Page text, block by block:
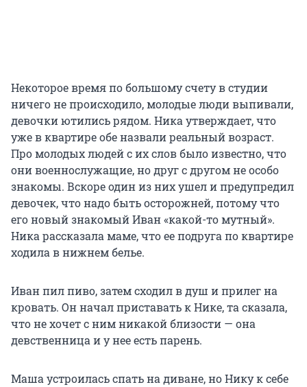
Некоторое время по большому счету в студии
ничего не происходило, молодые люди выпивали,
девочки ютились рядом. Ника утверждает, что
уже в квартире обе назвали реальный возраст.
Про молодых людей с их слов было известно, что
они военнослужащие, но друг с другом не особо
знакомы. Вскоре один из них ушел и предупредил
девочек, что надо быть осторожней, потому что
его новый знакомый Иван «какой-то мутный».
Ника рассказала маме, что ее подруга по квартире
ходила в нижнем белье.
Иван пил пиво, затем сходил в душ и прилег на
кровать. Он начал приставать к Нике, та сказала,
что не хочет с ним никакой близости — она
девственница и у нее есть парень.
Маша устроилась спать на диване, но Нику к себе